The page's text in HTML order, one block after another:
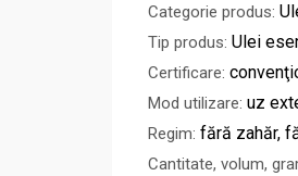
Categorie produs:
Tip produs: Ulei
Certificare:
Mod utilizare: uz
Regim: fără zahăr,
Cantitate, volum,